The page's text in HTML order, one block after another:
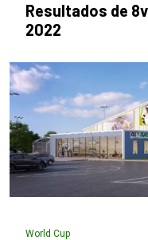
Resultados de
2022
World Cup